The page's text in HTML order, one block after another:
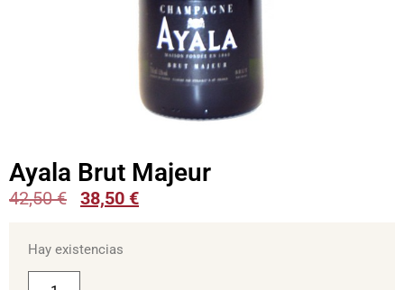
Ayala Brut Majeur
42,50€ 38,50 €
Hay existencias